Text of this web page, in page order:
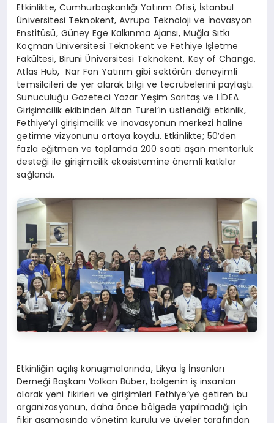
Etkinlikte, Cumhurbaşkanlığı Yatırım Ofisi, İstanbul
Üniversitesi Teknokent, Avrupa Teknoloji ve İnovasyon
Enstitüsü, Güney Ege Kalkınma Ajansı, Muğla Sıtkı
Koçman Üniversitesi Teknokent ve Fethiye İşletme
Fakültesi, Biruni Üniversitesi Teknokent, Key of Change,
Atlas Hub, Nar Fon Yatırım gibi sektörün deneyimli
temsilcileri de yer alarak bilgi ve tecrübelerini paylaştı.
Sunuculuğu Gazeteci Yazar Yeşim Sarıtaş ve LİDEA
Girişimcilik ekibinden Altan Türel’in üstlendiği etkinlik,
Fethiye’yi girişimcilik ve inovasyonun merkezi haline
getirme vizyonunu ortaya koydu. Etkinlikte; 50’den
fazla eğitmen ve toplamda 200 saati aşan mentorluk
desteği ile girişimcilik ekosistemine önemli katkılar
sağlandı.
Etkinliğin açılış konuşmalarında, Likya İş İnsanları
Derneği Başkanı Volkan Büber, bölgenin iş insanları
olarak yeni fikirleri ve girişimleri Fethiye’ye getiren bu
organizasyonun, daha önce bölgede yapılmadığı için
fikir aşamasında yönetim kurulu ve üyeler tarafından